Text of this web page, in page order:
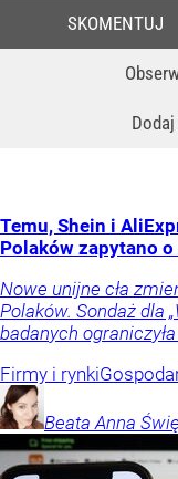
SKOMENTUJ
Temu, Shein i
Polaków zapytano
Nowe unijne cła
Polaków. Sondaż dla
badanych
Firmy i rynki
Beata Anna